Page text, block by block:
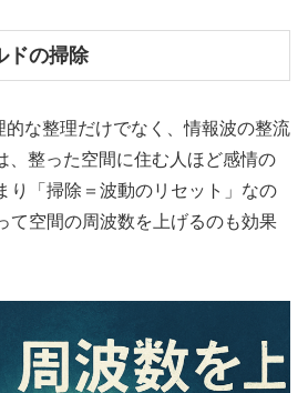
ドの掃除
な整理だけでなく、情報波の整流
、整った空間に住む人ほど感情の
り「掃除＝波動のリセット」なの
て空間の周波数を上げるのも効果